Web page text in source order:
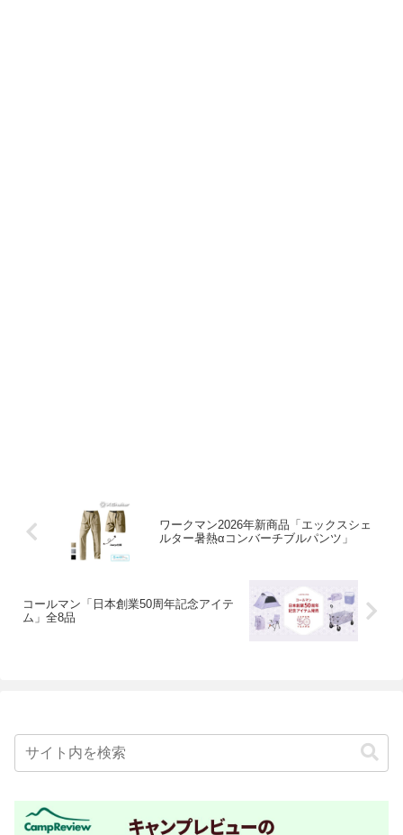
ワークマン2026年新商品「エックスシェ
ルター暑熱αコンバーチブルパンツ」
コールマン「日本創業50周年記念アイテ
ム」全8品